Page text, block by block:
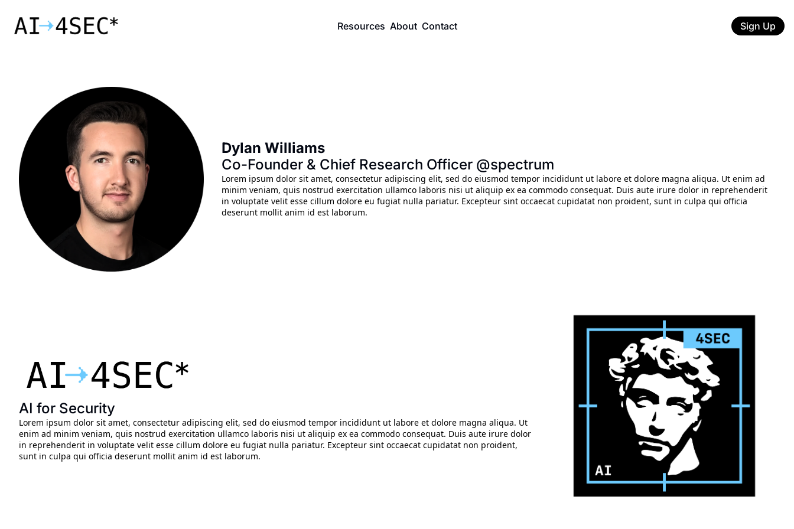
Resources About Contact Sign Up
Dylan Williams
Co-Founder & Chief Research Officer @spectrum
Lorem ipsum dolor sit amet, consectetur adipiscing elit, sed do eiusmod tempor incididunt ut labore et dolore magna aliqua. Ut enim ad
minim veniam, quis nostrud exercitation ullamco laboris nisi ut aliquip ex ea commodo consequat. Duis aute irure dolor in reprehenderit
in voluptate velit esse cillum dolore eu fugiat nulla pariatur. Excepteur sint occaecat cupidatat non proident, sunt in culpa qui officia
deserunt mollit anim id est laborum.
AI for Security
Lorem ipsum dolor sit amet, consectetur adipiscing elit, sed do eiusmod tempor incididunt ut labore et dolore magna aliqua. Ut
enim ad minim veniam, quis nostrud exercitation ullamco laboris nisi ut aliquip ex ea commodo consequat. Duis aute irure dolor
in reprehenderit in voluptate velit esse cillum dolore eu fugiat nulla pariatur. Excepteur sint occaecat cupidatat non proident,
sunt in culpa qui officia deserunt mollit anim id est laborum.